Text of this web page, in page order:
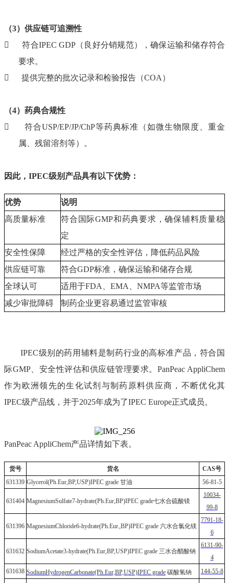
（3）供应链可追溯性

符合IPEC GDP（良好分销规范），确保运输和储存符合
要求。

提供完整的批次记录和检验报告（COA）
（4）药典合规性

符合USP/EP/JP/ChP等药典标准（如微生物限度、重金
属、残留溶剂等）。
因此，IPEC级别产品具有以下优势：
优势
说明
高质量标准
符合国际GMP和药典要求，确保辅料质量稳
定
安全性保障
经过严格的安全性评估，降低药品风险
供应链可靠
符合GDP标准，确保运输和储存合规
全球认可
适用于FDA、EMA、NMPA等监管市场
减少审批障碍
制药企业更容易通过监管审核
IPEC级别的药用辅料是制药行业的高标准产品，符合国
际GMP、安全性评估和供应链管理要求。PanPeac AppliChem
作为欧洲领先的生化试剂与制药原料供应商，不断优化其
IPEC级产品线，并于2025年成为了IPEC Europe正式成员。
PanPeac AppliChem产品详情如下表。
货号 货名
CAS号
631339 Glycerol(Ph.Eur,BP,USP)IPEC grade 甘油 56-81-5
631404 MagnesiumSulfate7-hydrate(Ph.Eur,BP)IPEC grade七水合硫酸镁
10034-
99-8
631396 MagnesiumChloride6-hydrate(Ph.Eur.,BP)IPEC grade 六水合氯化镁
7791-18-
6
631632 SodiumAcetate3-hydrate(Ph.Eur,BP,USP)IPEC grade 三水合醋酸钠
6131-90-
4
631638 SodiumHydrogenCarbonate(Ph.Eur,BP,USP)IPEC grade 碳酸氢钠 144-55-8